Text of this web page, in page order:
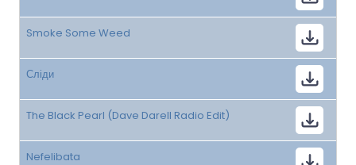
Smoke Some Weed
Сліди
The Black Pearl (Dave Darell Radio Edit)
Nefelibata